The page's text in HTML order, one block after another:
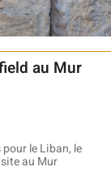
au Mur
le Liban, le
au Mur